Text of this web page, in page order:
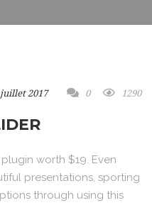
juillet 2017 0 1290
worth $19. Even
presentations, sporting
through using this